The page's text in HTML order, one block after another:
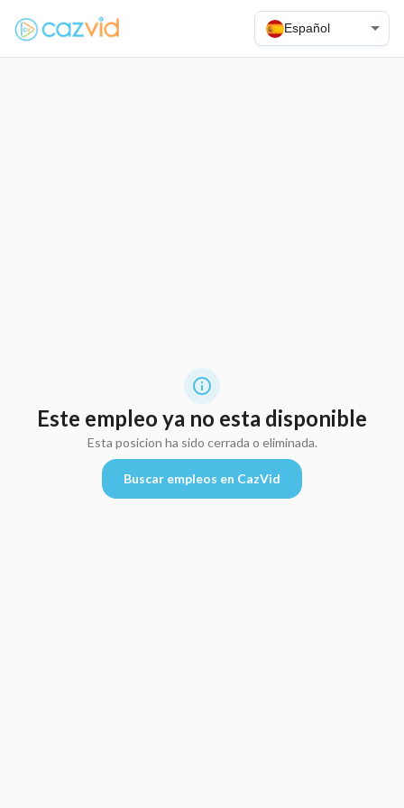
Español
Este empleo ya no esta disponible
Esta posicion ha sido cerrada o eliminada.
Buscar empleos en CazVid